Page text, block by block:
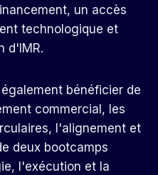
un accès
technologique et
d'IMR.
bénéficier de
commercial, les
l'alignement et
deux bootcamps
l'exécution et la